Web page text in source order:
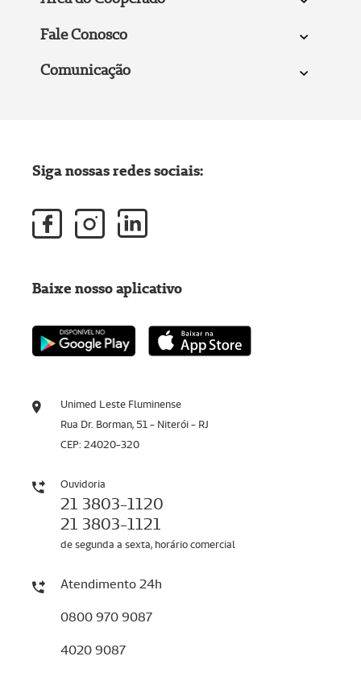
Fale Conosco
Comunicação
Unimed Leste Fluminense
Rua Dr. Borman, 51 - Niterói - RJ
CEP: 24020-320
Ouvidoria
21 3803-1120
21 3803-1121
de segunda a sexta, horário comercial
Atendimento 24h
0800 970 9087
4020 9087
Siga nossas redes sociais:
Baixe nosso aplicativo